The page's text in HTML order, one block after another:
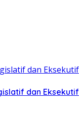
dan Eksekutif